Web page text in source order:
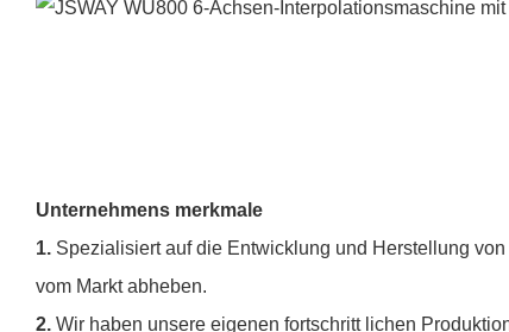
Unternehmens merkmale
1. Spezialisiert auf die Entwicklung und Herstellung
vom Markt abheben.
2. Wir haben unsere eigenen fortschritt lichen